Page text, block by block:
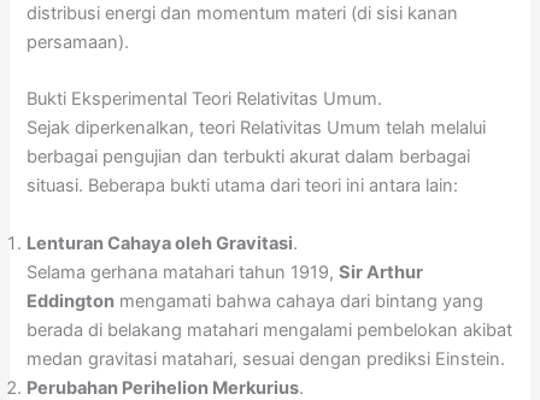
distribusi energi dan momentum materi (di sisi kanan
persamaan).
Bukti Eksperimental Teori Relativitas Umum.
Sejak diperkenalkan, teori Relativitas Umum telah melalui
berbagai pengujian dan terbukti akurat dalam berbagai
situasi. Beberapa bukti utama dari teori ini antara lain:
Lenturan Cahaya oleh Gravitasi.
Selama gerhana matahari tahun 1919,Sir Arthur
Eddington mengamati bahwa cahaya dari bintang yang
berada di belakang matahari mengalami pembelokan akibat
medan gravitasi matahari, sesuai dengan prediksi Einstein.
Perubahan Perihelion Merkurius.